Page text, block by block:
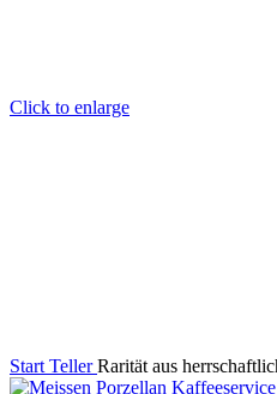
Click to enlarge
Start TellerRarität aus